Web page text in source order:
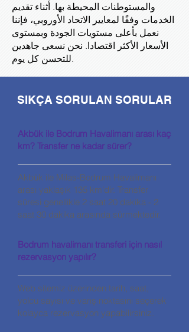
والمستوطنات المحيطة بها. أثناء تقديم
الخدمات وفقًا لمعايير الاتحاد الأوروبي، فإننا
نعمل بأعلى مستويات الجودة وبمستوى
الأسعار الأكثر اقتصادا. نحن نسعى جاهدين
للتحسن كل يوم.
SIKÇA SORULAN SORULAR
Akbük ile Bodrum Havalimanı arası kaç
km? Transfer ne kadar sürer?
Akbük ile Milas-Bodrum Havalimanı
arası yaklaşık 135 km’dir. Transfer
süresi genellikle 2 saat 20 dakika - 2
saat 30 dakika arasında sürmektedir.
Bodrum havalimanı transferi için nasıl
rezervasyon yapılır?
Web sitemiz üzerinden tarih, saat,
yolcu sayısı ve varış noktasını seçerek
kolayca rezervasyon yapabilirsiniz.